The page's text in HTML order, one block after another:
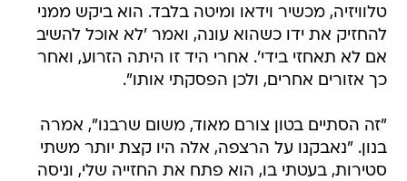
טלוויזיה, מכשיר וידאו ומיטה בלבד. הוא ביקש ממני
להחזיק את ידו כשהוא עונה, ואמר 'לא אוכל להשיב
אם לא תאחזי בידי'. אחרי היד זו היתה הזרוע, ואחר
כך אזורים אחרים, ולכן הפסקתי אותו".
"זה הסתיים בטון צורם מאוד, משום שרבנו", אמרה
בנון. "נאבקנו על הרצפה, אלה היו קצת יותר משתי
סטירות, בעטתי בו, הוא פתח את החזייה שלי, וניסה